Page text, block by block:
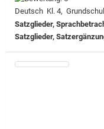
Deutsch Kl. 4,
Satzglieder,
Satzglieder,